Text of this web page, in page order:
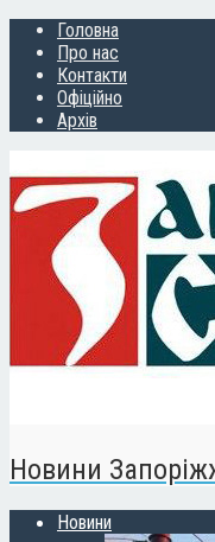
Головна
Про нас
Контакти
Офіційно
Архів
Новини
Новини